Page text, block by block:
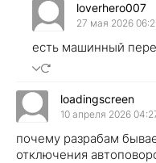
loverhero007
27 мая 2026
есть машинный
loadingscreen
10 апреля 2026
почему разрабам
отключения